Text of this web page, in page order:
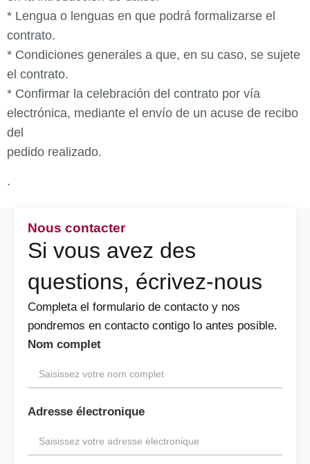
* Lengua o lenguas en que podrá formalizarse el
contrato.
* Condiciones generales a que, en su caso, se sujete
el contrato.
* Confirmar la celebración del contrato por vía
electrónica, mediante el envío de un acuse de recibo
del
pedido realizado.
.
Nous contacter
Si vous avez des
questions, écrivez-nous
Completa el formulario de contacto y nos
pondremos en contacto contigo lo antes posible.
Nom complet
Adresse électronique